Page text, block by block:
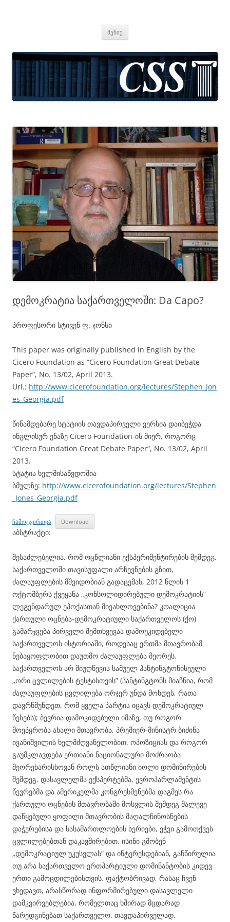
მენიუ
დემოკრატია საქართველოში: Da Capo?
პროფესორი სტივენ ფ. ჯონსი
This paper was originally published in English by the
Cicero Foundation as “Cicero Foundation Great Debate
Paper”, No. 13/02, April 2013.
Url.: http://www.cicerofoundation.org/lectures/Stephen_Jon
es_Georgia.pdf
წინამდებარე სტატიის თავდაპირველი ვერსია დაიბეჭდა
ინგლისურ ენაზე Cicero Foundation-ის მიერ, როგორც
“Cicero Foundation Great Debate Paper”, No. 13/02, April
2013.
სტატია ხელმისაწვდომია
ბმულზე: http://www.cicerofoundation.org/lectures/Stephen
_Jones_Georgia.pdf
ჩამოტვირთვა Download
აბსტრაქტი:
შესაძლებელია, რომ ოცწლიანი ექსპერიმენტირების შემდეგ,
საქართველოში თავისუფალი არჩევნების გზით,
ძალაუფლების მშვიდობიან გადაცემას, 2012 წლის 1
ოქტომბერს ქვეყანა „კონსოლიდირებული დემოკრატიის”
ლეგენდარულ ეპოქასთან მიეახლოვებინა? კოალიცია
ქართული ოცნება-დემოკრატიული საქართველოს (ქო)
გამარჯვება პირველი შემთხვევაა დამოუკიდებელი
საქართველოს ისტორიაში, როდესაც ერთმა მთავრობამ
ნებაყოფლობით დაუთმო ძალაუფლება მეორეს.
საქართველოს არ მიუღწევია სამუელ ჰანტინგტონისეული
„ორი ცვლილების ტესტისთვის” (ჰანტინგტონს მიაჩნია, რომ
ძალაუფლების ცვლილება ორჯერ უნდა მოხდეს, რათა
დავრწმუნდეთ, რომ ყველა პარტია იცავს დემოკრატიულ
წესებს); ბევრია დამოკიდებული იმაზე, თუ როგორ
მოეპყრობა ახალი მთავრობა, პრემიერ-მინისტრ ბიძინა
ივანიშვილის ხელმძღვანელობით, ოპოზიციას და როგორ
გაუმკლავდება ერთიანი ნაციონალური მოძრაობა
მეორეხარისხოვან როლს ათწლიანი იოლი დომინირების
შემდეგ. დასავლელმა ექსპერტებმა, ევროპარლამენტის
წევრებმა და ამერიკელმა კონგრესმენებმა დაგმეს რა
ქართული ოცნების მთავრობაში მოსვლის შემდეგ მალევე
დაწყებული ყოფილი მთავრობის მაღალჩინოსნების
დაჭერებისა და სასამართლოების სერიები, ეჭვი გამოთქვეს
ცვლილებებთან დაკავშირებით. ისინი გმობენ
„დემოკრატიულ უკუსვლას” და ინტერესდებიან, განწირულია
თუ არა საქართველო ერთპარტიული დომინანტობის კიდევ
ერთი გამოცდილებისთვის. ფაქტობრივად, რასაც ჩვენ
ვხედავთ, არასწორად ინფორმირებული დასავლელი
დამკვირვებლებია, რომელთაც ხშირად მცდარად
წარედგინებათ საქართველო. თავდაპირველად,